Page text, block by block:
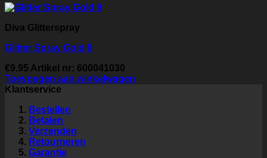
Diva Glitterspray
Glitter Spray Gold 9
€9.95 Artikel nr: 600041030
Toevoegen aan winkelwagen
Klantservice
Bestellen
Betalen
Verzenden
Retourneren
Garantie